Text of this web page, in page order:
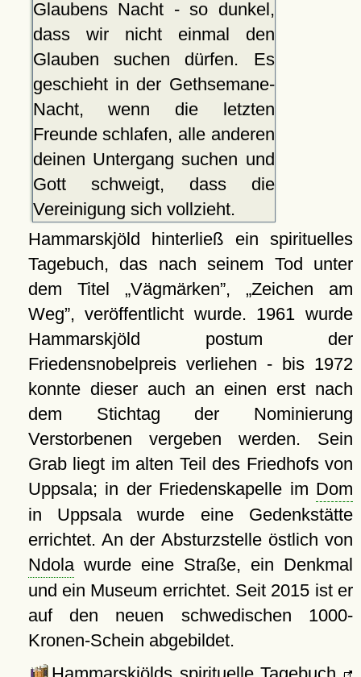
Glaubens Nacht - so dunkel,
dass wir nicht einmal den
Glauben suchen dürfen. Es
geschieht in der Gethsemane-
Nacht, wenn die letzten
Freunde schlafen, alle anderen
deinen Untergang suchen und
Gott schweigt, dass die
Vereinigung sich vollzieht.
Hammarskjöld hinterließ ein spirituelles
Tagebuch, das nach seinem Tod unter
dem Titel
Vägmärken ,
Zeichen am
Weg , veröffentlicht wurde. 1961 wurde
Hammarskjöld postum der
Friedensnobelpreis verliehen - bis 1972
konnte dieser auch an einen erst nach
dem Stichtag der Nominierung
Verstorbenen vergeben werden. Sein
Grab liegt im alten Teil des Friedhofs von
Uppsala; in der Friedenskapelle im Dom
in Uppsala wurde eine Gedenkstätte
errichtet. An der Absturzstelle östlich von
Ndolawurde eine Straße, ein Denkmal
und ein Museum errichtet. Seit 2015 ist er
auf den neuen schwedischen 1000-
Kronen-Schein abgebildet.